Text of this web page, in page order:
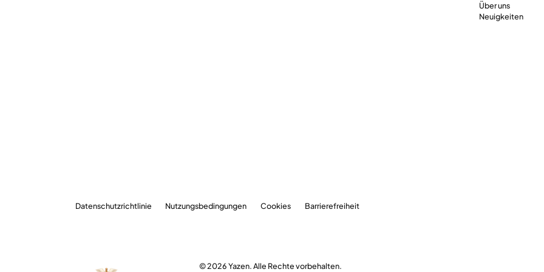
Über uns
Neuigkeiten
Datenschutzrichtlinie Nutzungsbedingungen Cookies Barrierefreiheit
© 2026 Yazen. Alle Rechte vorbehalten.